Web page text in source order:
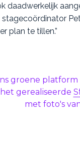
daadwerkelijk
plan te tillen.”
groene platform
gerealiseerde
met foto's